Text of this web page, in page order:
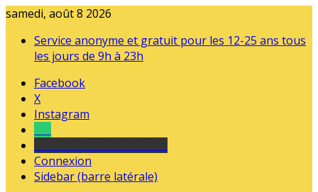
samedi, août 8 2026
Service anonyme et gratuit pour les 12-25 ans tous
les jours de 9h à 23h
Facebook
X
Instagram
Connexion
Sidebar (barre latérale)